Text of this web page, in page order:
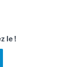
le !